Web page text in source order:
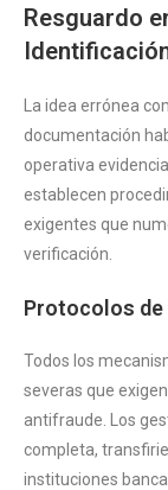
Resguardo
La idea errónea
documentación
operativa
establecen
exigentes que
verificación.
Protocolos de
Todos los
severas que
antifraude. Los
completa,
instituciones